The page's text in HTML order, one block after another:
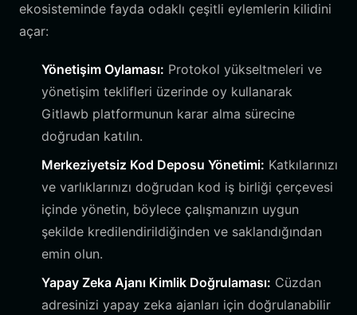
ekosisteminde fayda odaklı çeşitli eylemlerin kilidini
açar:
Yönetişim Oylaması: Protokol yükseltmeleri ve
yönetişim teklifleri üzerinde oy kullanarak
Gitlawb platformunun karar alma sürecine
doğrudan katılın.
Merkeziyetsiz Kod Deposu Yönetimi: Katkılarınızı
ve varlıklarınızı doğrudan kod iş birliği çerçevesi
içinde yönetin, böylece çalışmanızın uygun
şekilde kredilendirildiğinden ve saklandığından
emin olun.
Yapay Zeka Ajanı Kimlik Doğrulaması: Cüzdan
adresinizi yapay zeka ajanları için doğrulanabilir